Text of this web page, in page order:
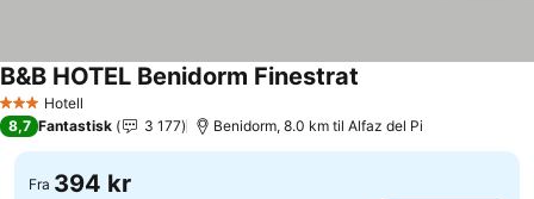
3 StjernerHotell
B&B HOTEL Benidorm Finestrat
8,7 Fantastisk 3 177 Benidorm, 8.0 km til Alfaz del Pi
Fra 394 kr